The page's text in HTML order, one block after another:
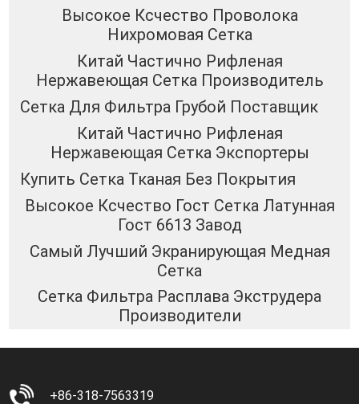
Высокое Ксчество Проволока
Нихромовая Сетка
Китай Частично Рифленая
Нержавеющая Сетка Производитель
Сетка Для Фильтра Грубой Поставщик
Китай Частично Рифленая
Нержавеющая Сетка Экспортеры
Купить Сетка Тканая Без Покрытия
Высокое Ксчество Гост Сетка Латунная
Гост 6613 Завод
Самый Лучший Экранирующая Медная
Сетка
Сетка Фильтра Расплава Экструдера
Производители
+86-318-7563319